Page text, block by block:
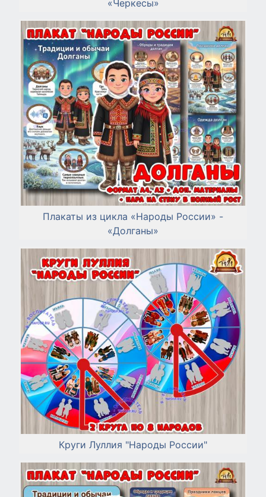
«Черкесы»
Плакаты из цикла «Народы России» -
«Долганы»
Круги Луллия "Народы России"